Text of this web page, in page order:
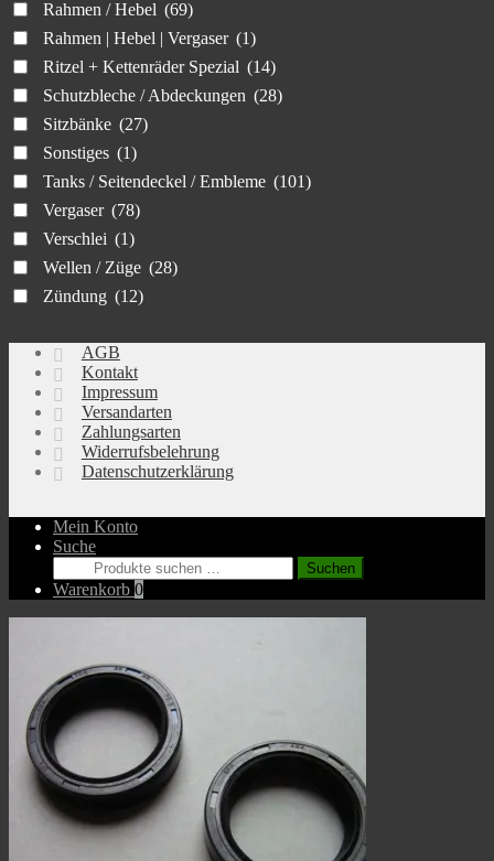
Rahmen / Hebel (69)
Rahmen | Hebel | Vergaser (1)
Ritzel + Kettenräder Spezial (14)
Schutzbleche / Abdeckungen (28)
Sitzbänke (27)
Sonstiges (1)
Tanks / Seitendeckel / Embleme (101)
Vergaser (78)
Verschlei (1)
Wellen / Züge (28)
Zündung (12)
AGB
Kontakt
Impressum
Versandarten
Zahlungsarten
Widerrufsbelehrung
Datenschutzerklärung
Mein Konto
Suche
Suchen
nach:
Suchen
Warenkorb 0